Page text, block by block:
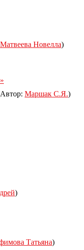
Матвеева Новелла)
Маршак С.Я.)
)
Татьяна)